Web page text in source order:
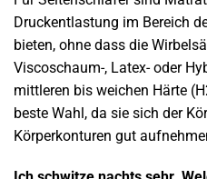
Druckentlastung im Bereich
bieten, ohne dass die
Viscoschaum-, Latex- oder
mittleren bis weichen Härte
beste Wahl, da sie sich der
Körperkonturen gut